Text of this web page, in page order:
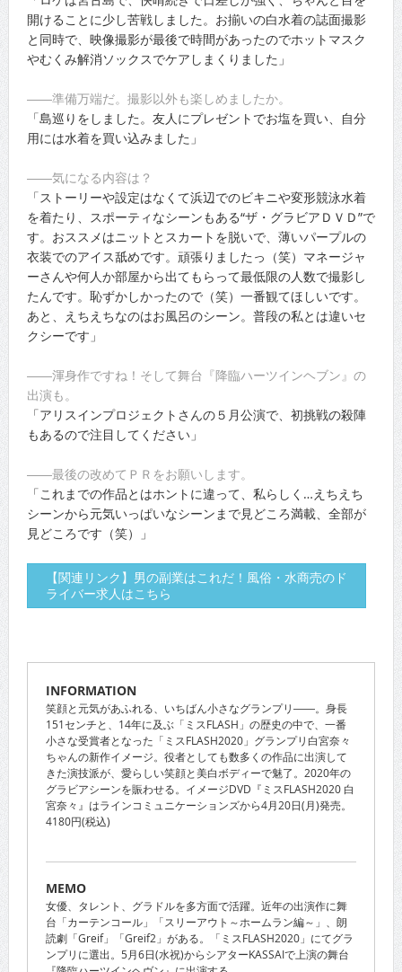
開けることに少し苦戦しました。お揃いの白水着の誌面撮影
と同時で、映像撮影が最後で時間があったのでホットマスク
やむくみ解消ソックスでケアしまくりました」
――準備万端だ。撮影以外も楽しめましたか。
「島巡りをしました。友人にプレゼントでお塩を買い、自分
用には水着を買い込みました」
――気になる内容は？
「ストーリーや設定はなくて浜辺でのビキニや変形競泳水着
を着たり、スポーティなシーンもある“ザ・グラビアＤＶＤ”で
す。おススメはニットとスカートを脱いで、薄いパープルの
衣装でのアイス舐めです。頑張りましたっ（笑）マネージャ
ーさんや何人か部屋から出てもらって最低限の人数で撮影し
たんです。恥ずかしかったので（笑）一番観てほしいです。
あと、えちえちなのはお風呂のシーン。普段の私とは違いセ
クシーです」
――渾身作ですね！そして舞台『降臨ハーツインヘブン』の
出演も。
「アリスインプロジェクトさんの５月公演で、初挑戦の殺陣
もあるので注目してください」
――最後の改めてＰＲをお願いします。
「これまでの作品とはホントに違って、私らしく…えちえち
シーンから元気いっぱいなシーンまで見どころ満載、全部が
見どころです（笑）」
【関連リンク】男の副業はこれだ！風俗・水商売のド
ライバー求人はこちら
INFORMATION
笑顔と元気があふれる、いちばん小さなグランプリ――。身長
151センチと、14年に及ぶ「ミスFLASH」の歴史の中で、一番
小さな受賞者となった「ミスFLASH2020」グランプリ白宮奈々
ちゃんの新作イメージ。役者としても数多くの作品に出演して
きた演技派が、愛らしい笑顔と美白ボディーで魅了。2020年の
グラビアシーンを賑わせる。イメージDVD『ミスFLASH2020 白
宮奈々』はラインコミュニケーションズから4月20日(月)発売。
4180円(税込)
MEMO
女優、タレント、グラドルを多方面で活躍。近年の出演作に舞
台「カーテンコール」「スリーアウト～ホームラン編～」、朗
読劇「Greif」「Greif2」がある。「ミスFLASH2020」にてグラ
ンプリに選出。5月6日(水祝)からシアターKASSAIで上演の舞台